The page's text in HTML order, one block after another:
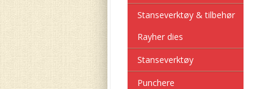
Stanseverktøy & tilbehør
Rayher dies
Stanseverktøy
Punchere